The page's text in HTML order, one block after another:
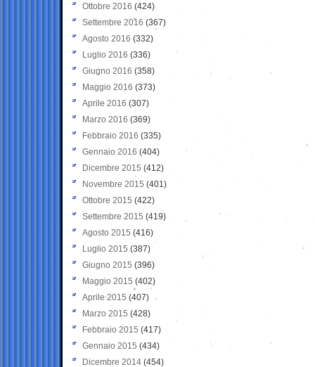
Ottobre 2016 (424)
Settembre 2016 (367)
Agosto 2016 (332)
Luglio 2016 (336)
Giugno 2016 (358)
Maggio 2016 (373)
Aprile 2016 (307)
Marzo 2016 (369)
Febbraio 2016 (335)
Gennaio 2016 (404)
Dicembre 2015 (412)
Novembre 2015 (401)
Ottobre 2015 (422)
Settembre 2015 (419)
Agosto 2015 (416)
Luglio 2015 (387)
Giugno 2015 (396)
Maggio 2015 (402)
Aprile 2015 (407)
Marzo 2015 (428)
Febbraio 2015 (417)
Gennaio 2015 (434)
Dicembre 2014 (454)